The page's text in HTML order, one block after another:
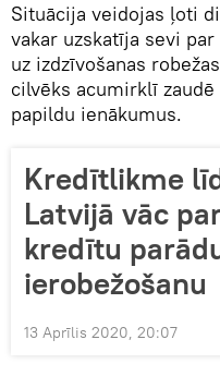
Situācija veidojas ļoti
vakar uzskatīja sevi
uz izdzīvošanas
cilvēks acumirklī
papildu ienākumus.
Kredītlikme
Latvijā vāc
kredītu
ierobežošanu
13 Aprīlis 2020, 20:07